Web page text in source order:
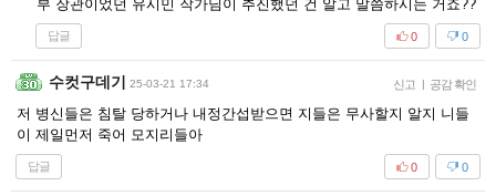
부 장관이었던 유시민 작가님이 추진했던 건 알고 말씀하시는 거죠??
답글 0
0
수컷구데기 25-03-21 17:34 신고 | 공감 확인
저 병신들은 침탈 당하거나 내정간섭받으면 지들은 무사할지 알지 니들
이 제일먼저 죽어 모지리들아
답글 0
0